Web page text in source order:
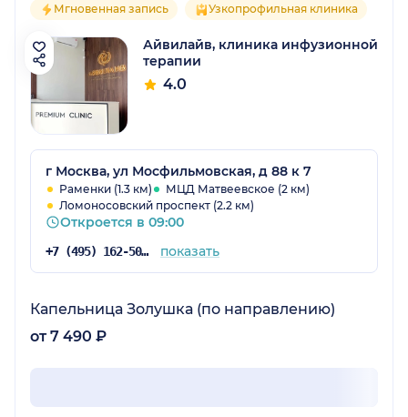
Мгновенная запись Узкопрофильная клиника
Айвилайв, клиника инфузионной
терапии
4.0
г Москва, ул Мосфильмовская, д 88 к 7
Раменки (1.3 км)
МЦД Матвеевское (2 км)
Ломоносовский проспект (2.2 км)
Откроется в 09:00
+7 (495) 162-50-82 показать
Капельница Золушка (по направлению)
от 7 490 ₽